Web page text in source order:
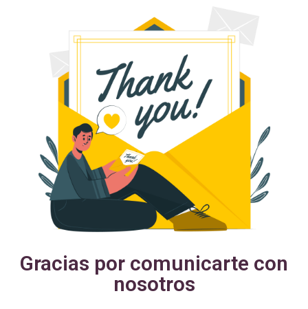
Gracias por comunicarte con
nosotros